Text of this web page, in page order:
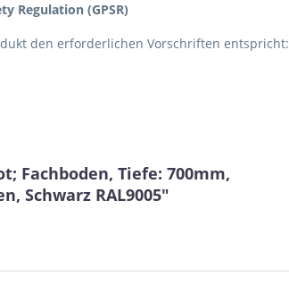
Regulation (GPSR)
den erforderlichen Vorschriften entspricht:
Fachboden, Tiefe: 700mm,
Schwarz RAL9005"